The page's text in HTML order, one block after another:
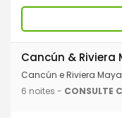
Cancún & Riviera
Cancún e Riviera
6 noites - CONSULTE